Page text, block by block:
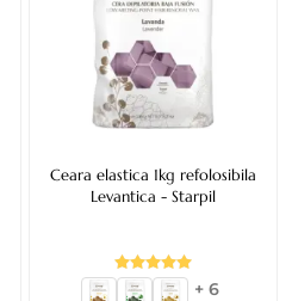
Ceara elastica 1kg refolosibila
Levantica - Starpil
+ 6